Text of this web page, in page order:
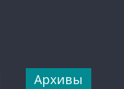
Архивы